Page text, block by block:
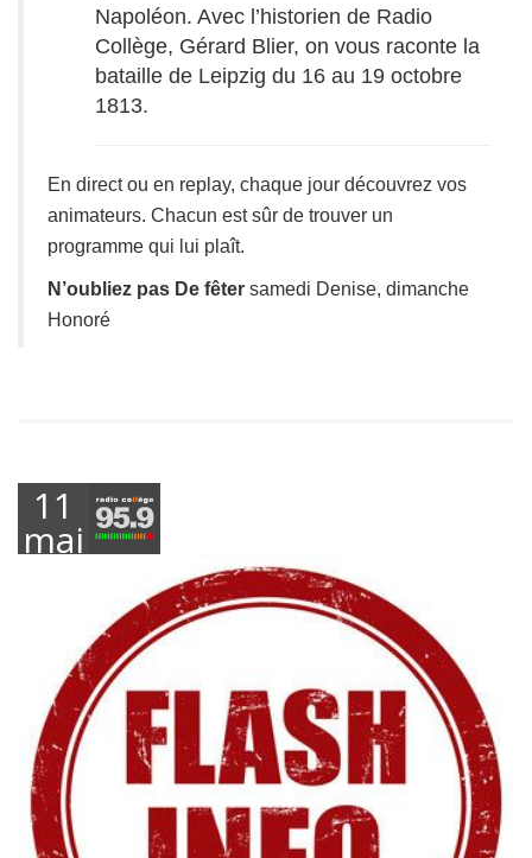
Napoléon. Avec l’historien de Radio
Collège, Gérard Blier, on vous raconte la
bataille de Leipzig du 16 au 19 octobre
1813.
En direct ou en replay, chaque jour découvrez vos
animateurs. Chacun est sûr de trouver un
programme qui lui plaît.
N’oubliez pas De fêter samedi Denise, dimanche
Honoré
11
mai